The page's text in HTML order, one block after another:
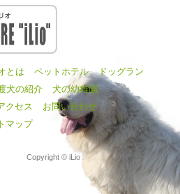
とは ペットホテル
ドッグラン
犬の紹介
犬の幼稚園
クセス
お問い合わせ
マップ
Copyright © iLio 2016 All Rights Reserved.